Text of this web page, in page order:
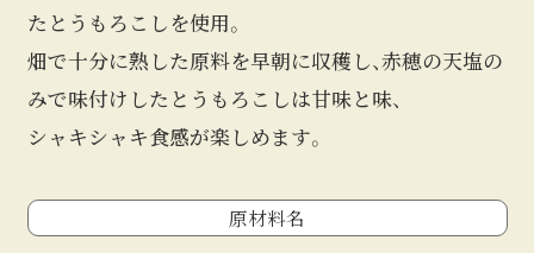
たとうもろこしを使用。
畑で十分に熟した原料を早朝に収穫し、赤穂の天塩の
みで味付けしたとうもろこしは甘味と味、
シャキシャキ食感が楽しめます。
原材料名